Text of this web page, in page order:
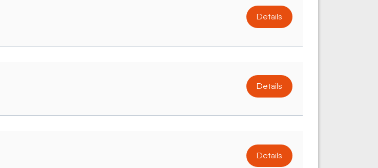
Details
Details
Details